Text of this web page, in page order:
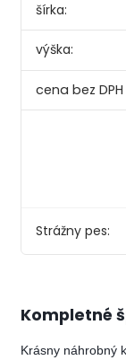
šírka:
výška:
Strážny pes:
Kompletné
Krásny náhrobný